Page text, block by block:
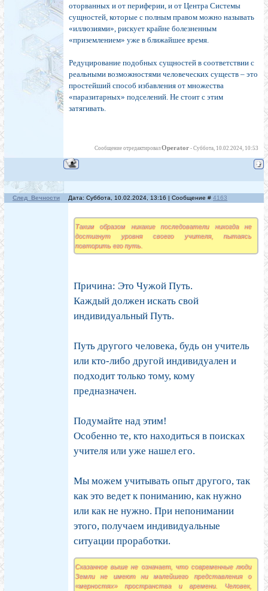
оторванных и от периферии, и от Центра Системы
сущностей, которые с полным правом можно называть
«иллюзиями», рискует крайне болезненным
«приземлением» уже в ближайшее время.
Редуцирование подобных сущностей в соответствии с
реальными возможностями человеческих существ – это
простейший способ избавления от множества
«паразитарных» подселений. Не стоит с этим
затягивать.
Сообщение отредактировал Operator - Суббота, 10.02.2024, 10:53
След_Вечности Дата: Суббота, 10.02.2024, 13:16 | Сообщение # 4163
Таким образом никакие последователи никогда не
достигнут уровня своего учителя, пытаясь
повторить его путь.
Причина: Это Чужой Путь.
Каждый должен искать свой
индивидуальный Путь.
Путь другого человека, будь он учитель
или кто-либо другой индивидуален и
подходит только тому, кому
предназначен.
Подумайте над этим!
Особенно те, кто находиться в поисках
учителя или уже нашел его.
Мы можем учитывать опыт другого, так
как это ведет к пониманию, как нужно
или как не нужно. При непонимании
этого, получаем индивидуальные
ситуации проработки.
Сказанное выше не означает, что современные люди
Земли не имеют ни малейшего представления о
«мерностях» пространства и времени. Человек,